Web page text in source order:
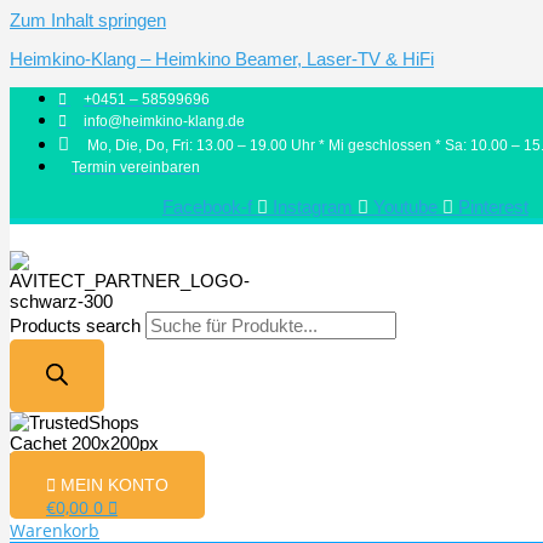
Zum Inhalt springen
Heimkino-Klang – Heimkino Beamer, Laser-TV & HiFi
+0451 – 58599696
info@heimkino-klang.de
Mo, Die, Do, Fri: 13.00 – 19.00 Uhr * Mi geschlossen * Sa: 10.00 –
Termin vereinbaren
Facebook-f Instagram Youtube Pinterest
Products search
MEIN KONTO
€0,00 0
Warenkorb